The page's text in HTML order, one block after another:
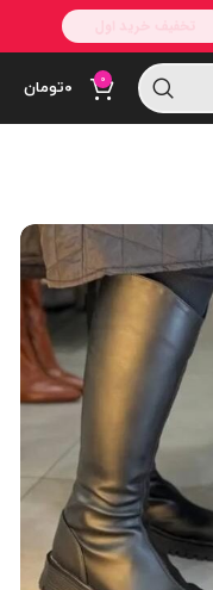
0 ۰تومان